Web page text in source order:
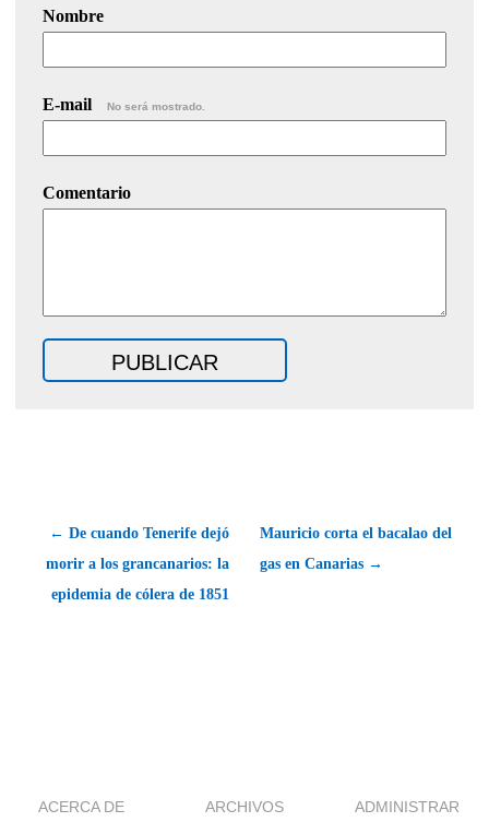
Nombre
E-mail No será mostrado.
Comentario
← De cuando Tenerife dejó
morir a los grancanarios: la
epidemia de cólera de 1851
Mauricio corta el bacalao del
gas en Canarias →
ACERCA DE ARCHIVOS ADMINISTRAR